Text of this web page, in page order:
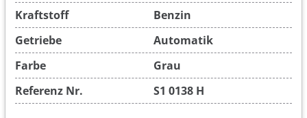
Kraftstoff
Benzin
Getriebe
Automatik
Farbe
Grau
Referenz Nr.
S1 0138 H